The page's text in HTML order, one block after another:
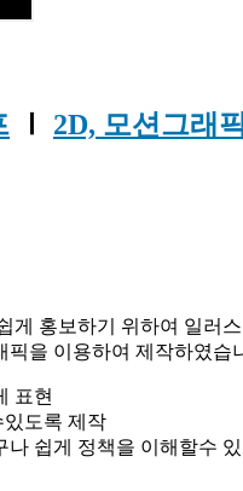
2D, 모션그래픽
게 홍보하기 위하여 일러
을 이용하여 제작하였습
표현
있도록 제작
쉽게 정책을 이해할수